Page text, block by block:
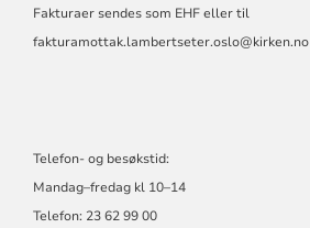
Fakturaer sendes som EHF eller til
fakturamottak.lambertseter.oslo@kirken.no
Telefon- og besøkstid:
Mandag–fredag kl 10–14
Telefon: 23 62 99 00